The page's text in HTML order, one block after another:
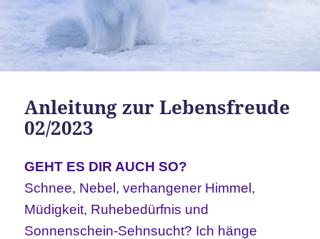
Anleitung zur Lebensfreude
02/2023
GEHT ES DIR AUCH SO?
Schnee, Nebel, verhangener Himmel,
Müdigkeit, Ruhebedürfnis und
Sonnenschein-Sehnsucht? Ich hänge